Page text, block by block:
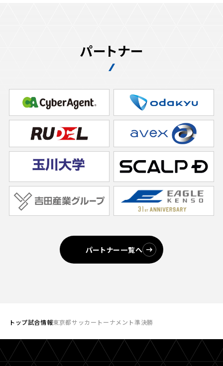
パートナー
パートナー一覧へ
トップ試合情報東京都サッカートーナメント準決勝